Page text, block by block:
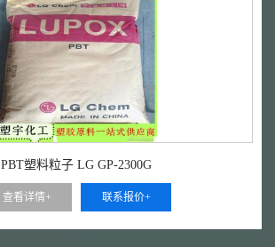
PBT塑料粒子 LG GP-2300G
查看详情+ 联系报价+